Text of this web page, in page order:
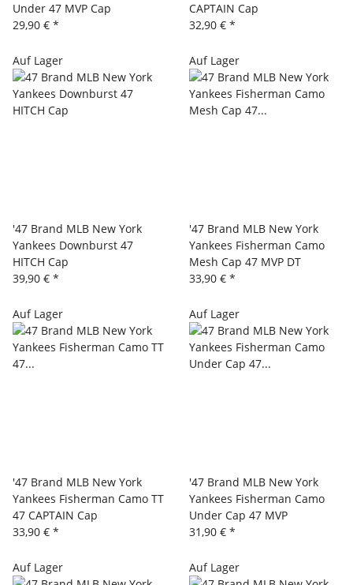
Under 47 MVP Cap
29,90 € *
CAPTAIN Cap
32,90 € *
Auf Lager
'47 Brand MLB New York
Yankees Downburst 47
HITCH Cap
39,90 € *
Auf Lager
'47 Brand MLB New York
Yankees Fisherman Camo
Mesh Cap 47 MVP DT
33,90 € *
Auf Lager
'47 Brand MLB New York
Yankees Fisherman Camo TT
47 CAPTAIN Cap
33,90 € *
Auf Lager
'47 Brand MLB New York
Yankees Fisherman Camo
Under Cap 47 MVP
31,90 € *
Auf Lager Auf Lager